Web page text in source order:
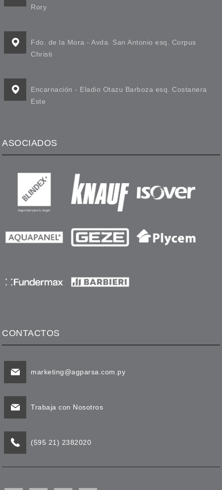
Rory
Fdo. de la Mora - Avda. San Antonio esq. Corpus
Christi
Encarnación - Eladio Otazu Barboza esq. Costanera
Este
ASOCIADOS
CONTACTOS
marketing@agparsa.com.py
Trabaja con Nosotros
(595 21) 2382020